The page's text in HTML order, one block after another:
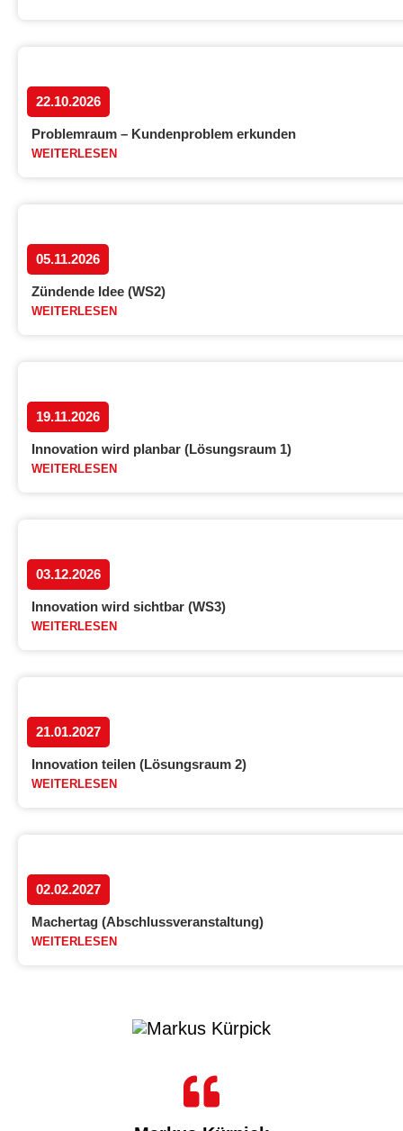
22.10.2026
Problemraum – Kundenproblem erkunden
WEITERLESEN
05.11.2026
Zündende Idee (WS2)
WEITERLESEN
19.11.2026
Innovation wird planbar (Lösungsraum 1)
WEITERLESEN
03.12.2026
Innovation wird sichtbar (WS3)
WEITERLESEN
21.01.2027
Innovation teilen (Lösungsraum 2)
WEITERLESEN
02.02.2027
Machertag (Abschlussveranstaltung)
WEITERLESEN